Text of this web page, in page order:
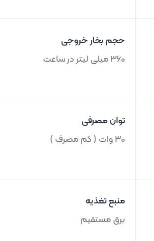
حجم بخار خروجی
360 میلی لیتر در ساعت
توان مصرفی
30 وات ( کم مصرف )
منبع تغذیه
برق مستقیم